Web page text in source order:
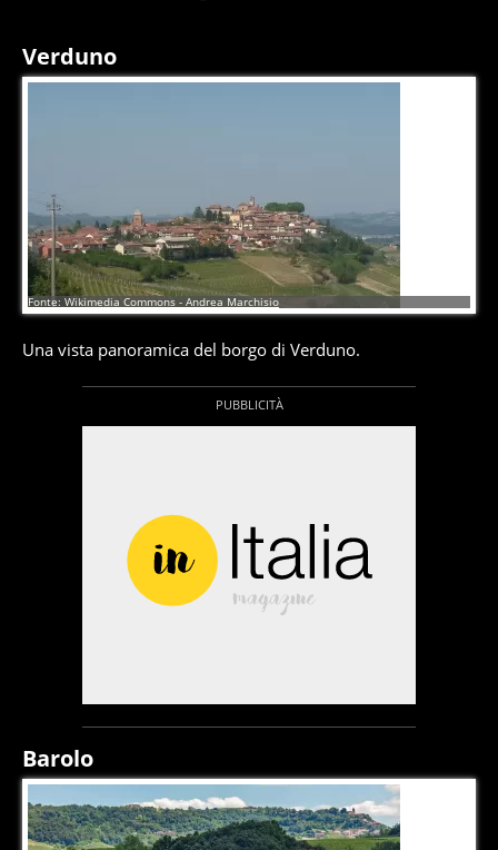
Verduno
Fonte: Wikimedia Commons - Andrea Marchisio
Una vista panoramica del borgo di Verduno.
Barolo